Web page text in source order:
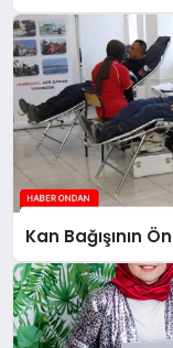
Kan Bağışının